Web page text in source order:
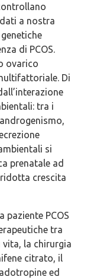
a nostra
di PCOS.
ovarico
Di
tra i
si
prenatale ad
crescita
paziente PCOS
tra
la chirurgia
citrato, il
ed